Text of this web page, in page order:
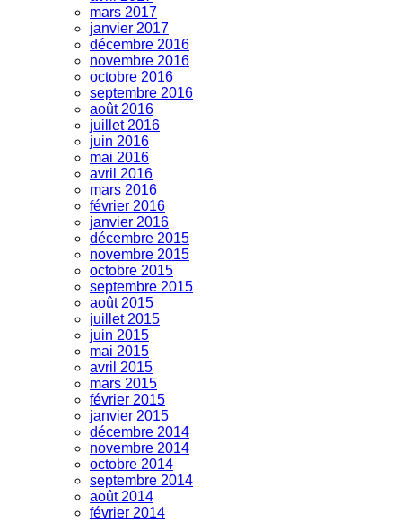
mars 2017
janvier 2017
décembre 2016
novembre 2016
octobre 2016
septembre 2016
août 2016
juillet 2016
juin 2016
mai 2016
avril 2016
mars 2016
février 2016
janvier 2016
décembre 2015
novembre 2015
octobre 2015
septembre 2015
août 2015
juillet 2015
juin 2015
mai 2015
avril 2015
mars 2015
février 2015
janvier 2015
décembre 2014
novembre 2014
octobre 2014
septembre 2014
août 2014
février 2014